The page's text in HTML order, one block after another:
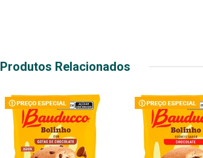
Produtos Relacionados